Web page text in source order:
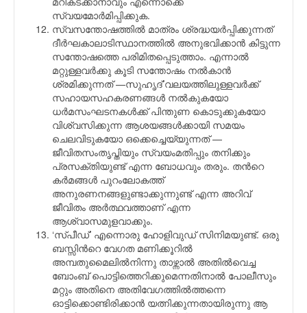
സ്വയമോര്‍മിപ്പിക്കുക.
സ്വസന്തോഷത്തില്‍ മാത്രം ശ്രദ്ധയര്‍പ്പിക്കുന്നത്
ദീര്‍ഘകാലാടിസ്ഥാനത്തില്‍ അനുഭവിക്കാന്‍ കിട്ടുന്ന
സന്തോഷത്തെ പരിമിതപ്പെടുത്താം. എന്നാല്‍
മറ്റുള്ളവര്‍ക്കു കൂടി സന്തോഷം നല്‍കാന്‍
ശ്രമിക്കുന്നത് —സുഹൃദ്’വലയത്തിലുള്ളവര്‍ക്ക്
സഹായസഹകരണങ്ങള്‍ നല്‍കുകയോ
ധര്‍മസംഘടനകള്‍ക്ക് പിന്തുണ കൊടുക്കുകയോ
വിശ്വസിക്കുന്ന ആശയങ്ങള്‍ക്കായി സമയം
ചെലവിടുകയോ ഒക്കെച്ചെയ്യുന്നത് —
ജീവിതസംതൃപ്തിയും സ്വയംമതിപ്പും തനിക്കും
പ്രസക്തിയുണ്ട് എന്ന ബോധവും തരും. തന്‍റെ
കര്‍മങ്ങള്‍ പുറംലോകത്ത്
അനുരണനങ്ങളുണ്ടാക്കുന്നുണ്ട് എന്ന അറിവ്
ജീവിതം അര്‍ത്ഥവത്താണ് എന്ന
ആശ്വാസമുളവാക്കും.
‘സ്പീഡ്’ എന്നൊരു ഹോളിവുഡ് സിനിമയുണ്ട്. ഒരു
ബസ്സിന്‍റെ വേഗത മണിക്കൂറില്‍
അമ്പതുമൈലില്‍നിന്നു താഴ്ന്നാല്‍ അതില്‍വെച്ച
ബോംബ്‌ പൊട്ടിത്തെറിക്കുമെന്നതിനാല്‍ പോലീസും
മറ്റും അതിനെ അതിവേഗത്തില്‍ത്തന്നെ
ഓട്ടിക്കൊണ്ടിരിക്കാന്‍ യത്നിക്കുന്നതായിരുന്നു ആ